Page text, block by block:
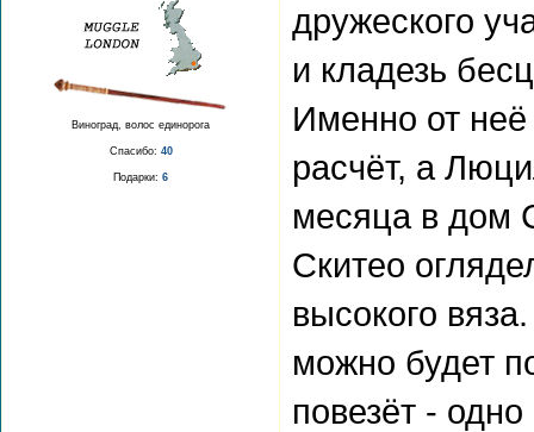
Виноград, волос единорога
Спасибо: 40
Подарки: 6
дружеского
и кладезь
Именно от неё
расчёт, а
месяца в дом
Скитео
высокого
можно будет
повезёт -